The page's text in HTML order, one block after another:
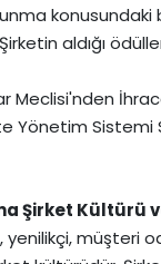
konusundaki
aldığı
Meclisi'nden
Yönetim Sistemi
Şirket Kültürü
yenilikçi, müşteri